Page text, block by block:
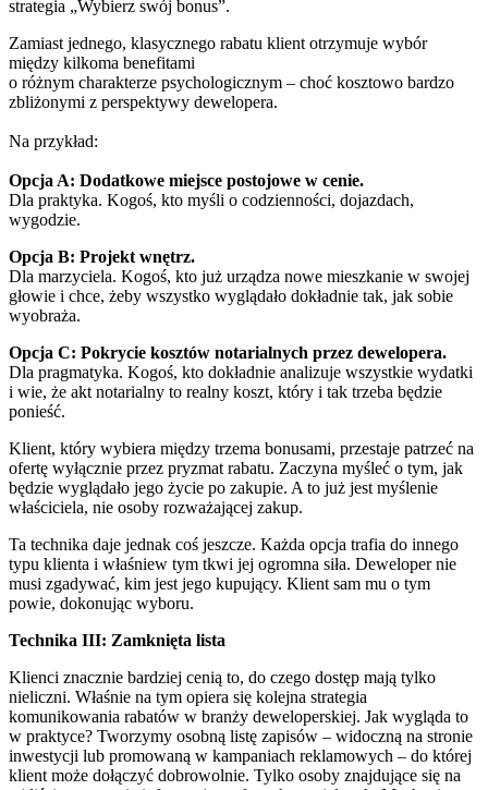
strategia „Wybierz swój bonus”.
Zamiast jednego, klasycznego rabatu klient otrzymuje wybór
między kilkoma benefitami
o różnym charakterze psychologicznym – choć kosztowo bardzo
zbliżonymi z perspektywy dewelopera.
Na przykład:
Opcja A: Dodatkowe miejsce postojowe w cenie.
Dla praktyka. Kogoś, kto myśli o codzienności, dojazdach,
wygodzie.
Opcja B: Projekt wnętrz.
Dla marzyciela. Kogoś, kto już urządza nowe mieszkanie w swojej
głowie i chce, żeby wszystko wyglądało dokładnie tak, jak sobie
wyobraża.
Opcja C: Pokrycie kosztów notarialnych przez dewelopera.
Dla pragmatyka. Kogoś, kto dokładnie analizuje wszystkie wydatki
i wie, że akt notarialny to realny koszt, który i tak trzeba będzie
ponieść.
Klient, który wybiera między trzema bonusami, przestaje patrzeć na
ofertę wyłącznie przez pryzmat rabatu. Zaczyna myśleć o tym, jak
będzie wyglądało jego życie po zakupie. A to już jest myślenie
właściciela, nie osoby rozważającej zakup.
Ta technika daje jednak coś jeszcze. Każda opcja trafia do innego
typu klienta i właśniew tym tkwi jej ogromna siła. Deweloper nie
musi zgadywać, kim jest jego kupujący. Klient sam mu o tym
powie, dokonując wyboru.
Technika III: Zamknięta lista
Klienci znacznie bardziej cenią to, do czego dostęp mają tylko
nieliczni. Właśnie na tym opiera się kolejna strategia
komunikowania rabatów w branży deweloperskiej. Jak wygląda to
w praktyce? Tworzymy osobną listę zapisów – widoczną na stronie
inwestycji lub promowaną w kampaniach reklamowych – do której
klient może dołączyć dobrowolnie. Tylko osoby znajdujące się na